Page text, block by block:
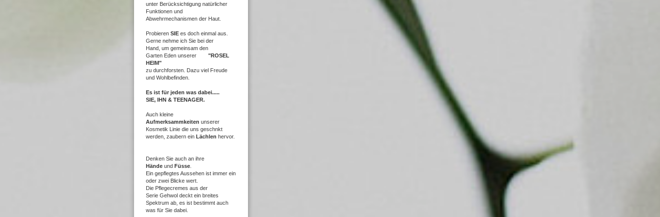
unter Berücksichtigung natürlicher
Funktionen und
Abwehrmechanismen der Haut.
Probieren SIE es doch einmal aus.
Gerne nehme ich Sie bei der
Hand, um gemeinsam den
Garten Eden unserer "ROSEL
HEIM"
zu durchforsten. Dazu viel Freude
und Wohlbefinden.
Es ist für jeden was dabei.....
SIE, IHN & TEENAGER.
Auch kleine
Aufmerksammkeiten unserer
Kosmetik Linie die uns geschnkt
werden, zaubern ein Lächlen hervor.
Denken Sie auch an ihre
Hände und Füsse
Ein gepflegtes Aussehen ist immer ein
oder zwei Blicke wert.
Die Pflegecremes aus der
Serie Gehwol deckt ein breites
Spektrum ab, es ist bestimmt auch
was für Sie dabei.